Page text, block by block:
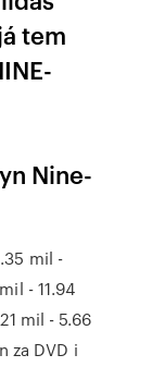
tem
Nine-
mil -
- 11.94
mil - 5.66
za DVD i